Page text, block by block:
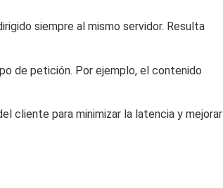
siempre al mismo servidor. Resulta
de petición. Por ejemplo, el contenido
cliente para minimizar la latencia y mejorar